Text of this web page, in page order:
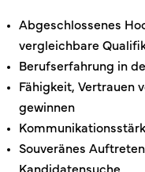
Abgeschlossenes
vergleichbare
Berufserfahrung in
Fähigkeit, Vertrauen
gewinnen
Souveränes